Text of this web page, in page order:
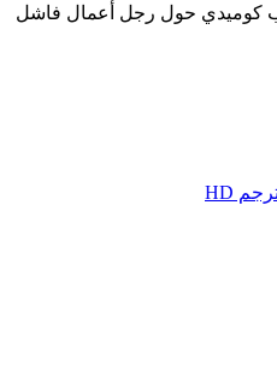
كوميدي حول رجل أعمال فاشل